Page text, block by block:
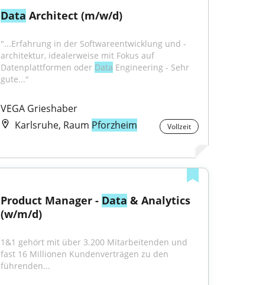
Data Architect (m/w/d)
"...Erfahrung in der Softwareentwicklung und -
architektur, idealerweise mit Fokus auf
Datenplattformen oder Data Engineering - Sehr
gute..."
VEGA Grieshaber
Karlsruhe, Raum Pforzheim Vollzeit
Product Manager - Data & Analytics
(w/m/d)
1&1 gehört mit über 3.200 Mitarbeitenden und
fast 16 Millionen Kundenverträgen zu den
führenden...